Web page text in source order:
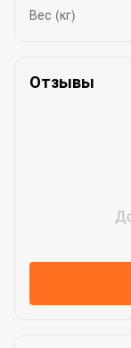
Вес (кг)
Отзывы